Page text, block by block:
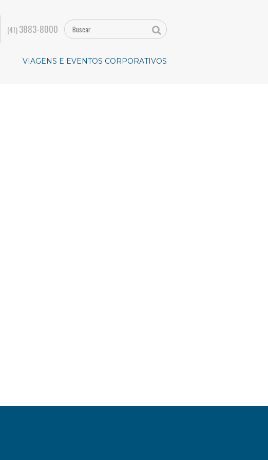
(41)3883-8000
VIAGENS E EVENTOS CORPORATIVOS